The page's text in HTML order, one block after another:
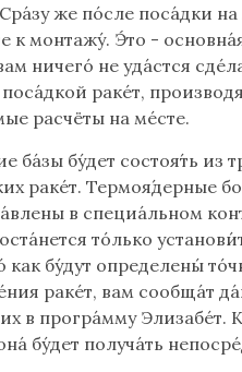
же по́сле поса́дки
к монтажу́. Э́то -
ничего́ не уда́стся
раке́т,
расчёты на ме́сте.
ба́зы бу́дет состоя́ть из
раке́т. Термоя́дерные
в специа́льном
то́лько
как бу́дут определены́
раке́т, вам сообща́т
в програ́мму Элизабе́т.
бу́дет получа́ть